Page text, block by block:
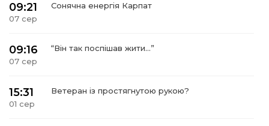
09:21
07 сер
Сонячна енергія Карпат
09:16
07 сер
“Він так поспішав жити…”
15:31
01 сер
Ветеран із простягнутою рукою?